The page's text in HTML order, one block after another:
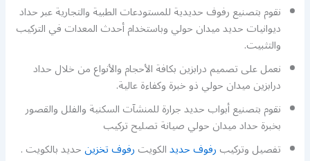
نقوم بتصنيع رفوف حديدية للمستودعات الطبية والتجارية عبر حداد
ديوانيات حديد ميدان حولي وباستخدام أحدث المعدات في التركيب
والتثبيت.
نعمل على تصميم درابزين بكافة الأحجام والأنواع من خلال حداد
درابزين ميدان حولي ذو خبرة وكفاءة عالية.
نقوم بتصنيع أبواب حديد جرارة للمنشآت السكنية والفلل والقصور
بخبرة حداد ميدان حولي صيانة تصليح تركيب
تفصيل وتركيبرفوف حديدالكويترفوف تخزينحديد بالكويت .